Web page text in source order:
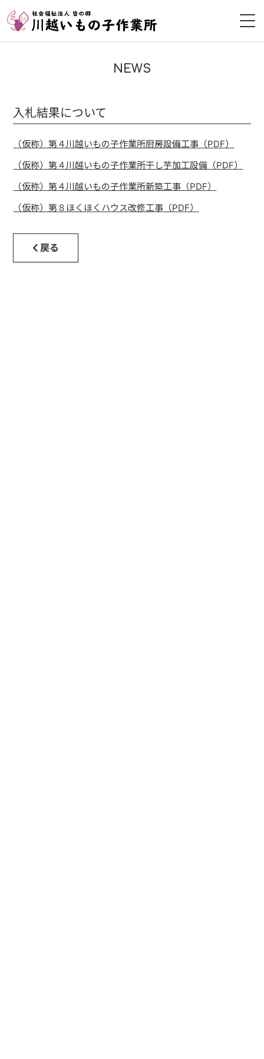
皆の郷について
利用者募集
ボランティア
NEWS
入札結果について
（仮称）第４川越いもの子作業所厨房設備工事（PDF）
（仮称）第４川越いもの子作業所干し芋加工設備（PDF）
（仮称）第４川越いもの子作業所新築工事（PDF）
（仮称）第８ほくほくハウス改修工事（PDF）
戻る